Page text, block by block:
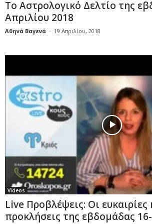
Το Αστρολογικό Δελτίο της
Απριλίου 2018
Αθηνά Βαγενά - 19 Απριλίου, 2018
Videos
Live Προβλέψεις: Οι ευκαιρίες
προκλήσεις της εβδομάδας